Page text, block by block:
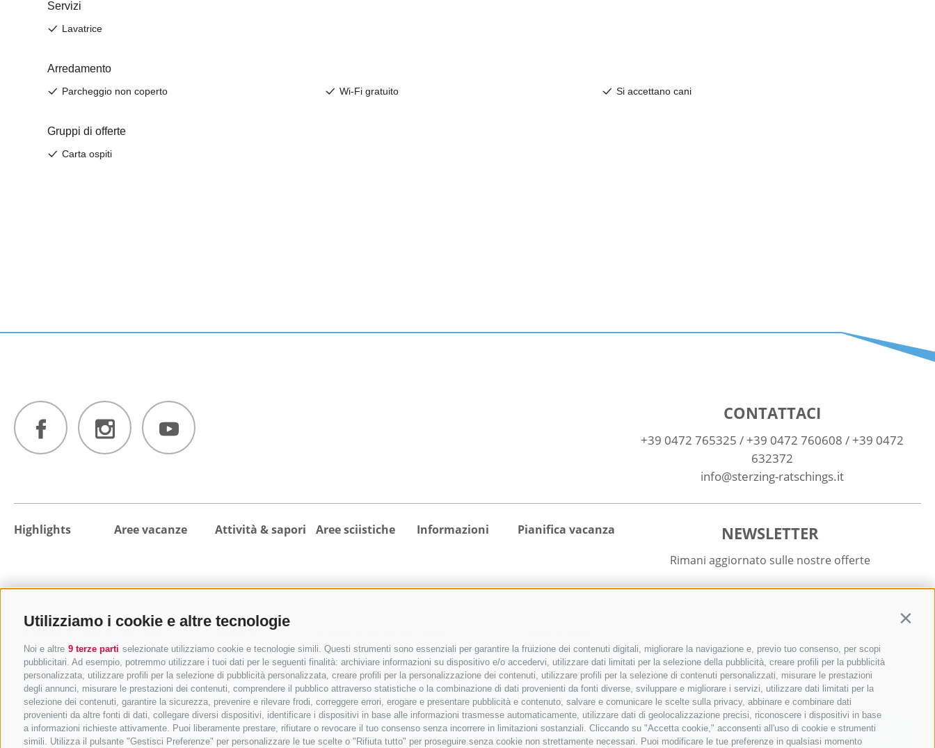
Utilizziamo i cookie e altre tecnologie
Noi e altre 9 terze parti selezionate utilizziamo cookie e tecnologie simili. Questi strumenti sono essenziali per garantire la fruizione dei contenuti digitali, migliorare la navigazione e, previo tuo consenso, per scopi
pubblicitari. Ad esempio, potremmo utilizzare i tuoi dati per le seguenti finalità: archiviare informazioni su dispositivo e/o accedervi, utilizzare dati limitati per la selezione della pubblicità, creare profili per la pubblicità
personalizzata, utilizzare profili per la selezione di pubblicità personalizzata, creare profili per la personalizzazione dei contenuti, utilizzare profili per la selezione di contenuti personalizzati, misurare le prestazioni
degli annunci, misurare le prestazioni dei contenuti, comprendere il pubblico attraverso statistiche o la combinazione di dati provenienti da fonti diverse, sviluppare e migliorare i servizi, utilizzare dati limitati per la
selezione dei contenuti, garantire la sicurezza, prevenire e rilevare frodi, correggere errori, erogare e presentare pubblicità e contenuto, salvare e comunicare le scelte sulla privacy, abbinare e combinare dati
provenienti da altre fonti di dati, collegare diversi dispositivi, identificare i dispositivi in base alle informazioni trasmesse automaticamente, utilizzare dati di geolocalizzazione precisi, riconoscere i dispositivi in base
a informazioni richieste attivamente. Puoi liberamente prestare, rifiutare o revocare il tuo consenso senza incorrere in limitazioni sostanziali. Cliccando su "Accetta cookie," acconsenti all'uso di cookie e strumenti
simili. Utilizza il pulsante "Gestisci Preferenze" per personalizzare le tue scelte o "Rifiuta tutto" per proseguire senza cookie non strettamente necessari. Puoi modificare le tue preferenze in qualsiasi momento
CONTATTACI
+39 0472 765325 / +39 0472 760608 / +39 0472
632372
info@sterzing-ratschings.it
Highlights
Eventi principali
Aree vacanze
Colle Isarco
Val di Fleres
Vipiteno
Campo di Trens
Val di Vizze
Val Racines
Attività & sapori
Malghe e rifugi
Mangiare e bere
MTB e bicicletta
Benessere e relax
Vacanza in famiglia
Città e cultura
Aree sciistiche
Cavallo
Area sciistica
Racines-Giovo
Area sciistica
Ladurns
1 skipass per tutte le
Informazioni
Webcam
Calendario
manifestazioni
Richiesta cataloghi
Downloads
Foto
Pianifica vacanza
Tutti gli alloggi
Pacchetti vacanza
activeCARD Racines
activeCARD Vipiteno
Colle Isarco CARD
Come arrivare
NEWSLETTER
Rimani aggiornato sulle nostre offerte
Registrati